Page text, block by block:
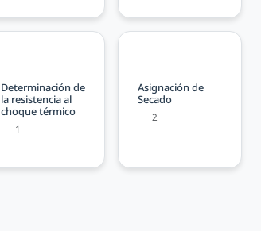
Determinación de
la resistencia al
choque térmico
1
Asignación de
Secado
2